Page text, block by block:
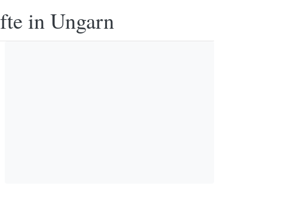
in Ungarn